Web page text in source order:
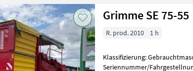
Grimme SE 75-55
R. prod. 2010 1 h
Klassifizierung:
Seriennummer/